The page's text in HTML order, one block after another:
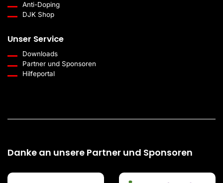
Anti-Doping
DJK Shop
Unser Service
Downloads
Partner und Sponsoren
Hilfeportal
Danke an unsere Partner und Sponsoren